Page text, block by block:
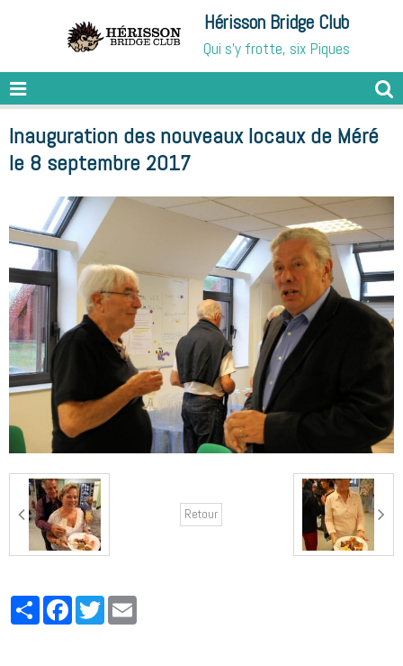
Hérisson Bridge Club
Qui s'y frotte, six Piques
Inauguration des nouveaux locaux de Méré
le 8 septembre 2017
Retour
PartagerFacebookTwitter